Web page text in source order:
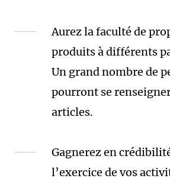
Aurez la faculté de
produits à différents
Un grand nombre de
pourront se
articles.
Gagnerez en
l’exercice de vos